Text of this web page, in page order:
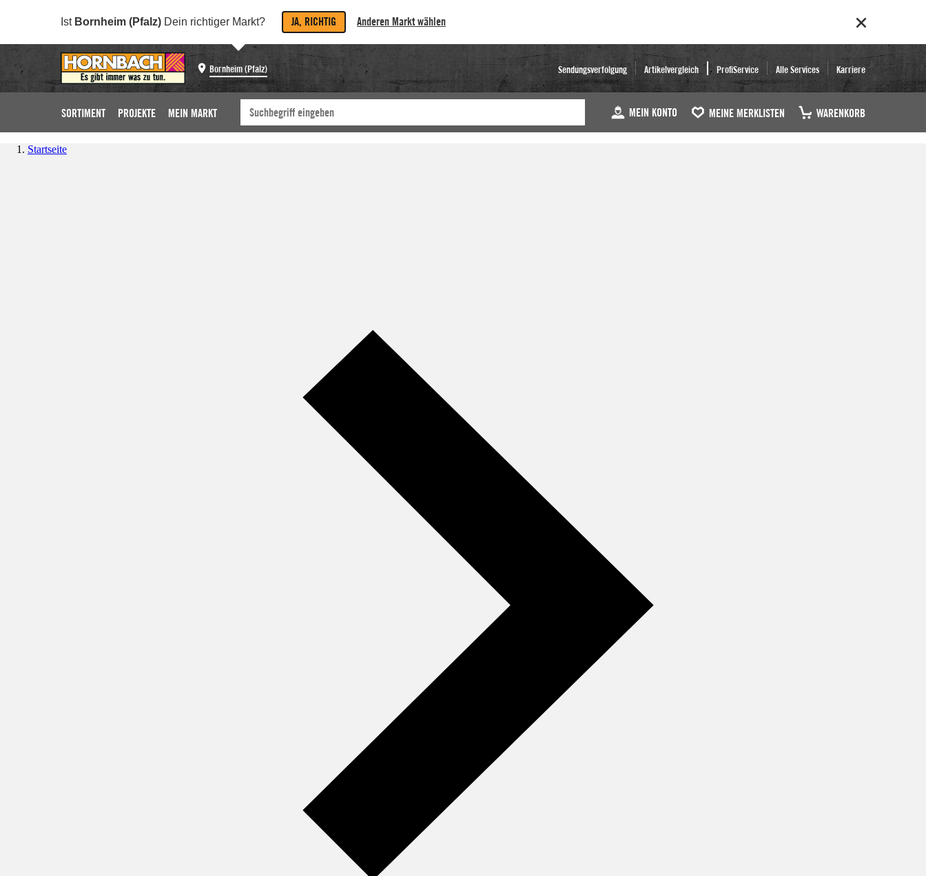
Ist Bornheim (Pfalz) Dein richtiger Markt? JA, RICHTIG Anderen Markt wählen
Bornheim (Pfalz) Sendungsverfolgung Artikelvergleich ProfiService Alle Services Karriere
SORTIMENT PROJEKTE MEIN MARKT MEIN KONTO MEINE MERKLISTEN WARENKORB
Startseite